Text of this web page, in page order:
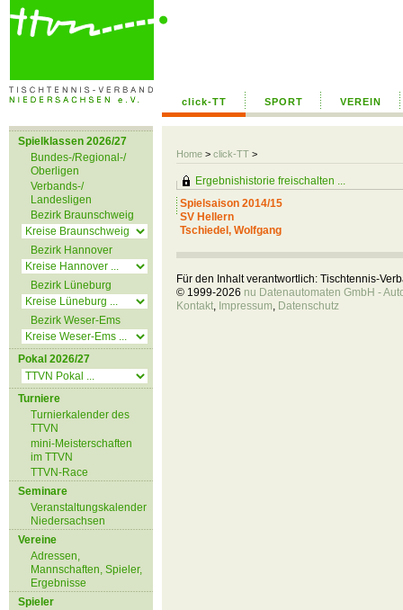
click-TT SPORT VEREIN
Home > click-TT >
Spielklassen 2026/27
Bundes-/Regional-/
Oberligen
Verbands-/
Landesligen
Bezirk Braunschweig
Bezirk Hannover
Bezirk Lüneburg
Bezirk Weser-Ems
Pokal 2026/27
Turniere
Turnierkalender des
TTVN
mini-Meisterschaften
im TTVN
TTVN-Race
Seminare
Veranstaltungskalender
Niedersachsen
Vereine
Adressen,
Mannschaften, Spieler,
Ergebnisse
Spieler
Ergebnishistorie freischalten ...
Spielsaison 2014/15
SV Hellern
Tschiedel, Wolfgang
Für den Inhalt verantwortlich: Tischtennis-
© 1999-2026 nu Datenautomaten GmbH -
Kontakt, Impressum, Datenschutz